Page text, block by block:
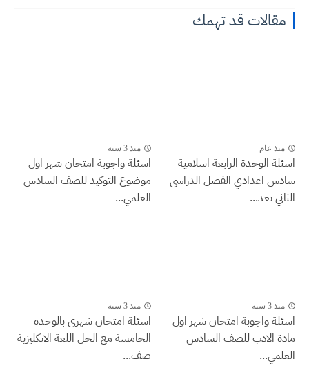
مقالات قد تهمك
منذ عام
اسئلة الوحدة الرابعة اسلامية
سادس اعدادي الفصل الدراسي
الثاني بعد...
منذ 3 سنة
اسئلة واجوبة امتحان شهر اول
موضوع التوكيد للصف السادس
العلمي...
منذ 3 سنة
اسئلة واجوبة امتحان شهر اول
مادة الادب للصف السادس
العلمي...
منذ 3 سنة
اسئلة امتحان شهري بالوحدة
الخامسة مع الحل اللغة الانكليزية
صف...